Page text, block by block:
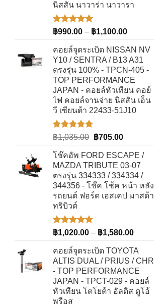
นิสสัน นาวาร่า นาวารา
ให้คะแนน
1-5
คะแนน
฿990.00 – ฿1,100.00Price
฿990.00
through
฿1,100.00
คอยล์จุดระเบิด NISSAN NV
Y10 / SENTRA / B13 A31
ตรงรุ่น 100% - TPCN-405 -
TOP PERFORMANCE
JAPAN - คอยล์หัวเทียน คอย์
ไฟ คอยล์จานจ่าย นิสสัน เอ็น
วี เซียนต้า 22433-51J10
ให้คะแนน
1-5
คะแนน
฿1,035.00 Original
was:
฿1,035.00.
฿705.00Current
is:
฿705.00.
โช๊คอัพ FORD ESCAPE /
MAZDA TRIBUTE 03-07
ตรงรุ่น 334333 / 334334 /
344356 - โช๊ค โช้ค หน้า หลัง
รถยนต์ ฟอร์ด เอสเคป มาสด้า
ทริบิวต์
ให้คะแนน
1-5
คะแนน
฿1,020.00 – ฿1,580.00Price
฿1,020.00
through
฿1,580.00
คอยล์จุดระเบิด TOYOTA
ALTIS DUAL / PRIUS / CHR
- TOP PERFORMANCE
JAPAN - TPCT-029 - คอยล์
หัวเทียน โตโยต้า อัลติส ดูโอ้
พรีอุส